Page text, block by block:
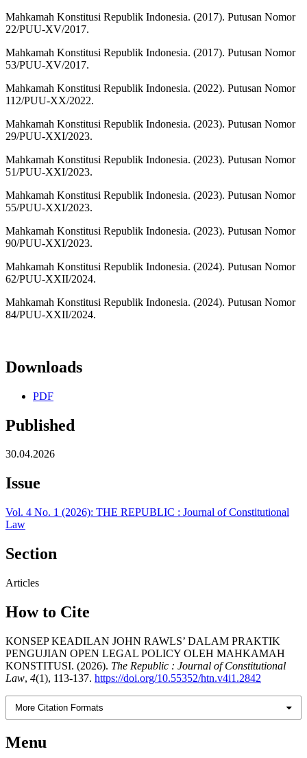
Mahkamah Konstitusi Republik Indonesia. (2017). Putusan Nomor
22/PUU-XV/2017.
Mahkamah Konstitusi Republik Indonesia. (2017). Putusan Nomor
53/PUU-XV/2017.
Mahkamah Konstitusi Republik Indonesia. (2022). Putusan Nomor
112/PUU-XX/2022.
Mahkamah Konstitusi Republik Indonesia. (2023). Putusan Nomor
29/PUU-XXI/2023.
Mahkamah Konstitusi Republik Indonesia. (2023). Putusan Nomor
51/PUU-XXI/2023.
Mahkamah Konstitusi Republik Indonesia. (2023). Putusan Nomor
55/PUU-XXI/2023.
Mahkamah Konstitusi Republik Indonesia. (2023). Putusan Nomor
90/PUU-XXI/2023.
Mahkamah Konstitusi Republik Indonesia. (2024). Putusan Nomor
62/PUU-XXII/2024.
Mahkamah Konstitusi Republik Indonesia. (2024). Putusan Nomor
84/PUU-XXII/2024.
Downloads
PDF
Published
30.04.2026
Issue
Vol. 4 No. 1 (2026): THE REPUBLIC : Journal of Constitutional
Law
Section
Articles
How to Cite
KONSEP KEADILAN JOHN RAWLS’ DALAM PRAKTIK
PENGUJIAN OPEN LEGAL POLICY OLEH MAHKAMAH
KONSTITUSI. (2026). The Republic : Journal of Constitutional
Law, 4(1), 113-137. https://doi.org/10.55352/htn.v4i1.2842
More Citation Formats
Menu